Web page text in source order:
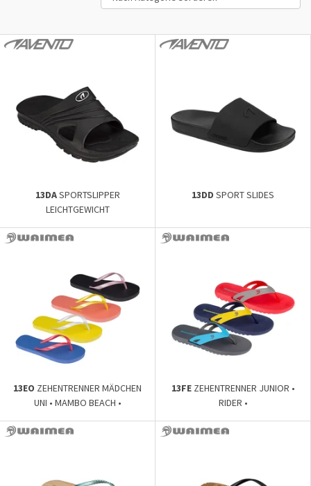
13DASPORTSLIPPER
LEICHTGEWICHT
13DD SPORT SLIDES
13EO ZEHENTRENNER MÄDCHEN
UNI • MAMBO BEACH •
13FE ZEHENTRENNER JUNIOR •
RIDER •